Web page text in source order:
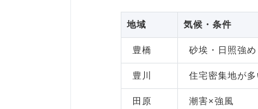
地域 気候・条件
豊橋 砂埃・日照強め
豊川 住宅密集地が多
田原 潮害×強風